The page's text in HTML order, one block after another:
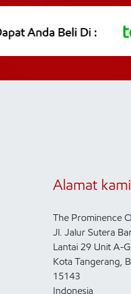
Alamat kami
The Prominence
Jl. Jalur Sutera
Lantai 29 Unit A-G
Kota Tangerang,
15143
Indonesia